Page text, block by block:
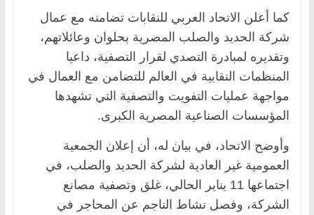
كما أعلن الاتحاد العربي للنقابات تضامنه مع عمال
شركة الحديد والصلب المصرية بحلوان وعائلاتهم،
وتقديره لمبادرة التصدي لقرار التصفية، داعيا
المنظمات النقابية في العالم للتضامن مع العمال في
مواجهة عمليات التفويت والتصفية التي تشهدها
المؤسسات الصناعية المصرية الكبرى.
وأوضح الاتحاد، في بيان له، أن إعلان الجمعية
العمومية غير العادية لشركة الحديد والصلب، في
اجتماعها 11 يناير الحالي، غلق وتصفية مصانع
الشركة، وفصل نشاط الناجم عن المحاجر في